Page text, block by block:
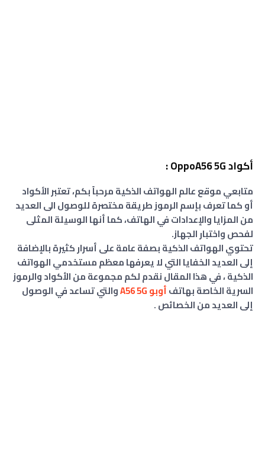
أكواد OppoA56 5G :
متابعي موقع عالم الهواتف الذكية مرحباً بكم، تعتبر الأكواد
أو كما تعرف بإسم الرموز طريقة مختصرة للوصول الى العديد
من المزايا والإعدادات في الهاتف، كما أنها الوسيلة المثلى
لفحص واختبار الجهاز.
تحتوي الهواتف الذكية بصفة عامة على أسرار كثيرة بالإضافة
إلى العديد الخفايا التي لا يعرفها معظم مستخدمي الهواتف
الذكية ، في هذا المقال نقدم لكم مجموعة من الأكواد والرموز
السرية الخاصة بهاتفأوبوA56 5Gوالتي تساعد في الوصول
إلى العديد من الخصائص .